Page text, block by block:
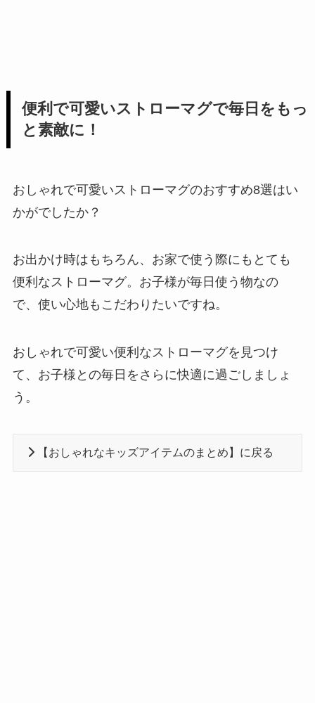
便利で可愛いストローマグで毎日をもっ
と素敵に！
おしゃれで可愛いストローマグのおすすめ8選はい
かがでしたか？
お出かけ時はもちろん、お家で使う際にもとても
便利なストローマグ。お子様が毎日使う物なの
で、使い心地もこだわりたいですね。
おしゃれで可愛い便利なストローマグを見つけ
て、お子様との毎日をさらに快適に過ごしましょ
う。
【おしゃれなキッズアイテムのまとめ】に戻る